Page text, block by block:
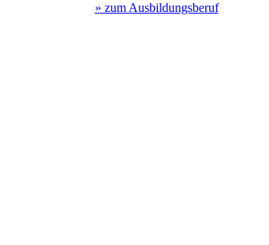
» zum Ausbildungsberuf